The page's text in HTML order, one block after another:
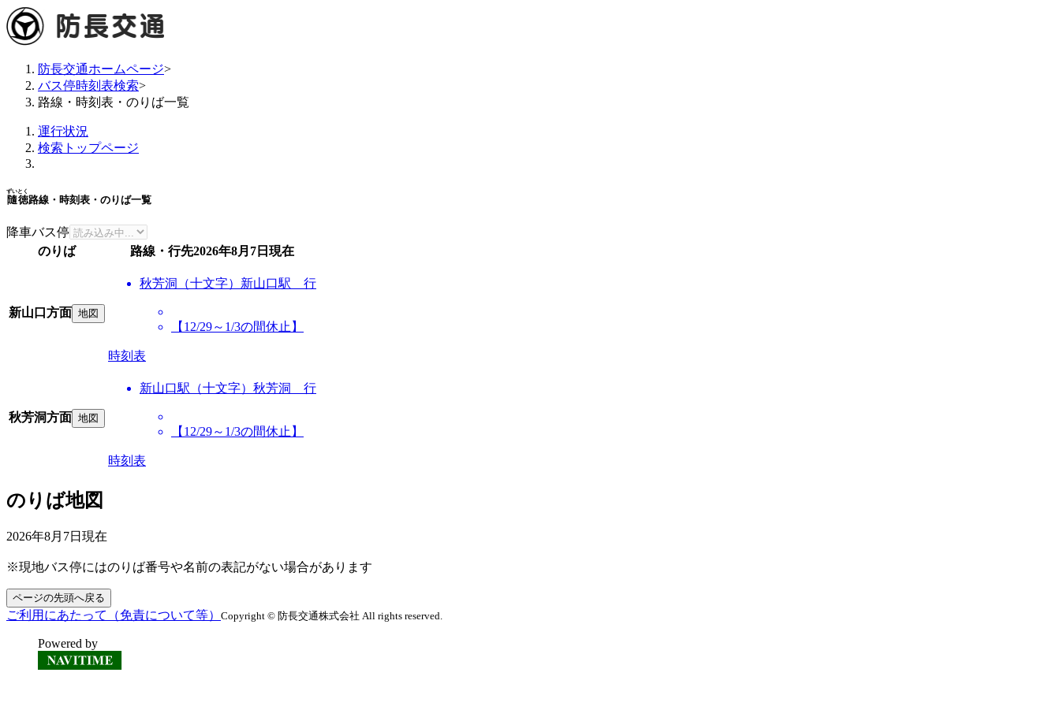
防長交通ホームページ>
バス停時刻表検索>
路線・時刻表・のりば一覧
運行状況
検索トップページ
隨徳
ずいとく
路線・時刻表・のりば一覧
降車バス停
のりば
路線・行先2026年8月7日 現在
新山口方面 地図
秋芳洞（十文字）新山口駅 行
【12/29～1/3の間休止】
時刻表
秋芳洞方面 地図
新山口駅（十文字）秋芳洞 行
【12/29～1/3の間休止】
時刻表
のりば地図
2026年8月7日 現在
※現地バス停にはのりば番号や名前の表記がない場合があります
ページの先頭へ戻る
ご利用にあたって（免責について等） Copyright © 防長交通株式会社 All rights reserved.
Powered by